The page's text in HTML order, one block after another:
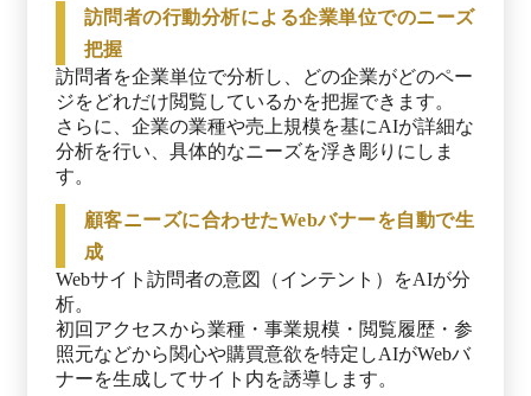
ト企業を即時特定 ・業種や企業規模に応じたセ
グメンテーションによる効果的なターゲティング
・ヒートマップ分析による訪問者の行動パターン
把握 2. リアルタイムパーソナライズ ・AIが訪問
者の興味関心に応じたバナーやコンテンツを自動
生成 ・初回訪問時からパーソナライズされた体
験を提供 ・バナー制作や設定などの単純作業を
自動化 ・顧客体験の向上とコンバージョン率の
最大化 3. 商談獲得の自動化 ・顧客の閲覧履歴や
行動をAIで分析し、潜在的ニーズを可視化 ・パ
ーソナライズドステップメールによる自動フォロ
ーアップ ・訪問企業の部署やキーマン情報から
適切なアプローチ先を特定 ・Google カレンダー
と連携した日程調整の自動化 4. インテントデー
タマーケティング ・アクセス情報から熱量のあ
る企業をリストアップ ・国内の豊富なデータベ
訪問者の行動分析による企業単位でのニーズ
把握
訪問者を企業単位で分析し、どの企業がどのペー
ジをどれだけ閲覧しているかを把握できます。
さらに、企業の業種や売上規模を基にAIが詳細な
分析を行い、具体的なニーズを浮き彫りにしま
す。
顧客ニーズに合わせたWebバナーを自動で生
成
Webサイト訪問者の意図（インテント）をAIが分
析。
初回アクセスから業種・事業規模・閲覧履歴・参
照元などから関心や購買意欲を特定しAIがWebバ
ナーを生成してサイト内を誘導します。